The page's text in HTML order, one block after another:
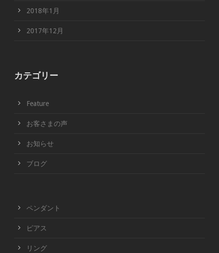
2018年1月
2017年12月
カテゴリー
Feature
お客さまの声
お知らせ
ブログ
ペンダント
ピアス
リング